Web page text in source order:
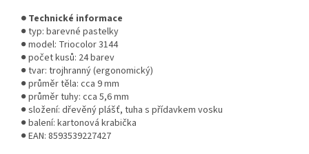
● Technické informace
● typ: barevné pastelky
● model: Triocolor 3144
● počet kusů: 24 barev
● tvar: trojhranný (ergonomický)
● průměr těla: cca 9 mm
● průměr tuhy: cca 5,6 mm
● složení: dřevěný plášť, tuha s přídavkem vosku
● balení: kartonová krabička
● EAN: 8593539227427